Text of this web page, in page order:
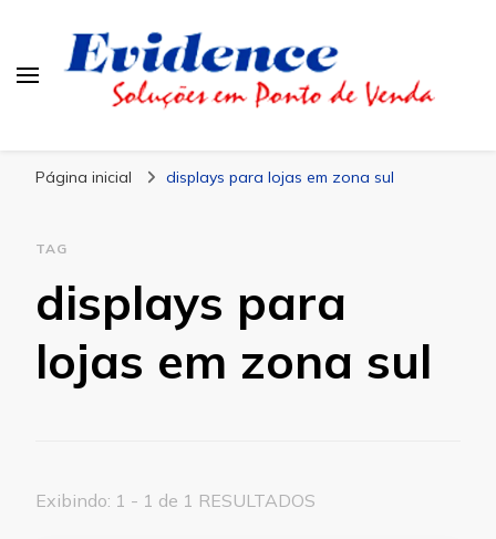
Página inicial displays para lojas em zona sul
TAG
displays para
lojas em zona sul
Exibindo: 1 - 1 de 1 RESULTADOS